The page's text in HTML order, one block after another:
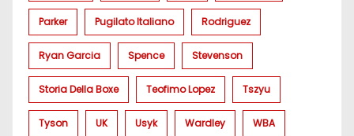
Parker Pugilato Italiano Rodriguez
Ryan Garcia Spence Stevenson
Storia Della Boxe Teofimo Lopez Tszyu
Tyson UK Usyk Wardley WBA